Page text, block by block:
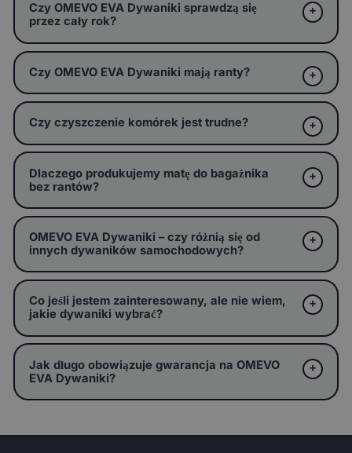
Czy OMEVO EVA Dywaniki sprawdzą się
przez cały rok?
Czy OMEVO EVA Dywaniki mają ranty?
Czy czyszczenie komórek jest trudne?
Dlaczego produkujemy matę do bagażnika
bez rantów?
OMEVO EVA Dywaniki – czy różnią się od
innych dywaników samochodowych?
Co jeśli jestem zainteresowany, ale nie wiem,
jakie dywaniki wybrać?
Jak długo obowiązuje gwarancja na OMEVO
EVA Dywaniki?